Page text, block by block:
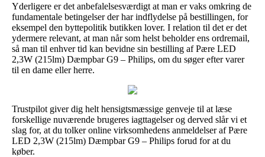
Yderligere er det anbefalelsesværdigt at man er vaks omkring de
fundamentale betingelser der har indflydelse på bestillingen, for
eksempel den byttepolitik butikken lover. I relation til det er det
ydermere relevant, at man når som helst beholder ens ordremail,
så man til enhver tid kan bevidne sin bestilling af Pære LED
2,3W (215lm) Dæmpbar G9 – Philips, om du søger efter varer
til en dame eller herre.
Trustpilot giver dig helt hensigtsmæssige genveje til at læse
forskellige nuværende brugeres iagttagelser og derved slår vi et
slag for, at du tolker online virksomhedens anmeldelser af Pære
LED 2,3W (215lm) Dæmpbar G9 – Philips forud for at du
køber.